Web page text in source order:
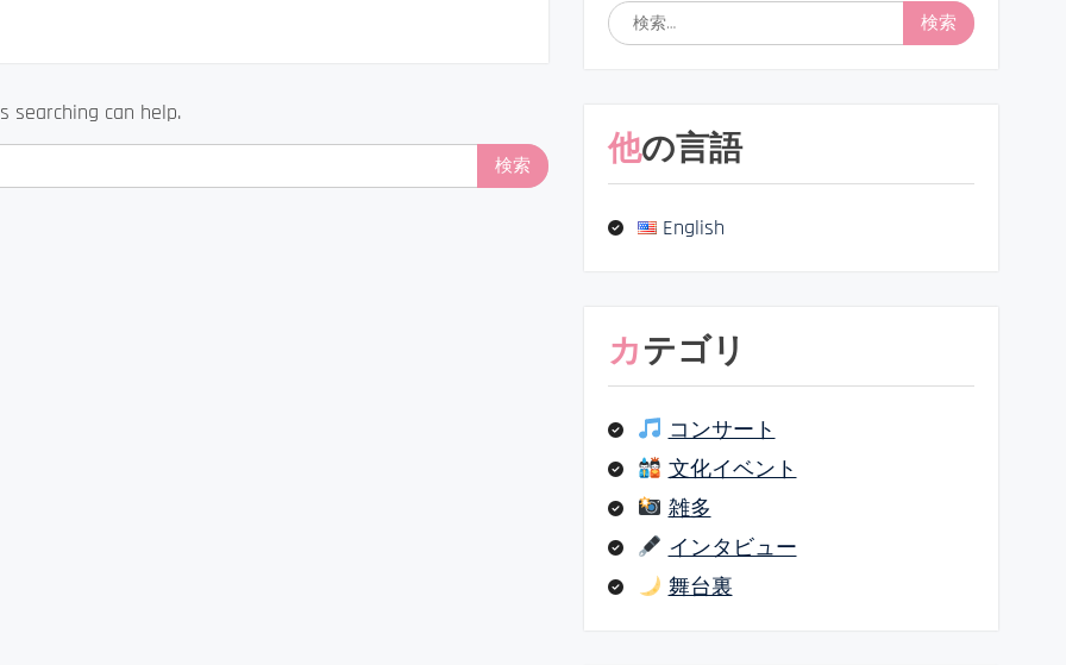
searching can help.
検
索:
他の言語
English
カテゴリ
コンサート
文化イベント
雑多
インタビュー
舞台裏